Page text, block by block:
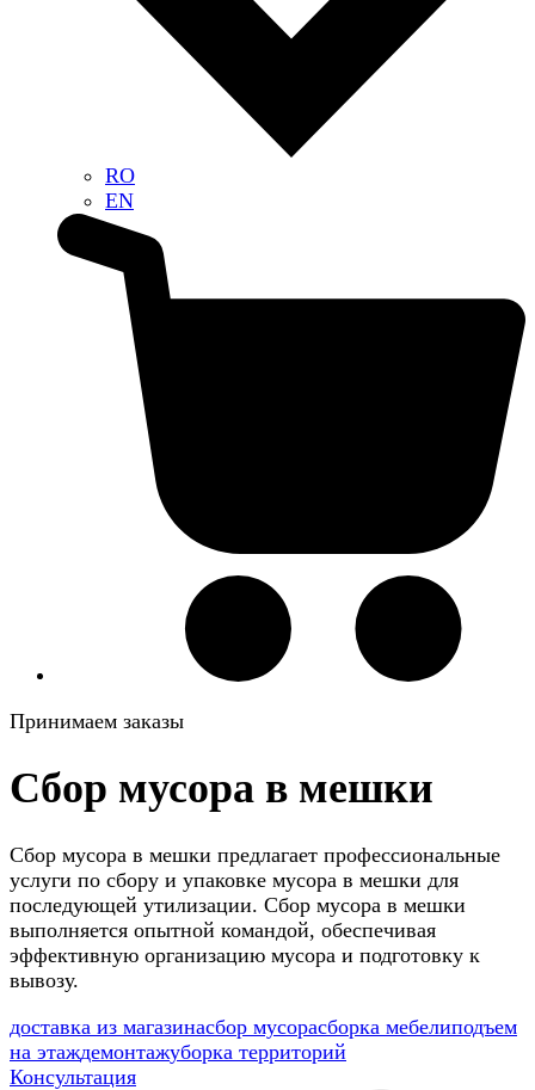
RO
EN
Принимаем заказы
Сбор мусора в мешки
Сбор мусора в мешки предлагает профессиональные
услуги по сбору и упаковке мусора в мешки для
последующей утилизации. Сбор мусора в мешки
выполняется опытной командой, обеспечивая
эффективную организацию мусора и подготовку к
вывозу.
доставка из магазинасбор мусорасборка мебелиподъем
на этаждемонтажуборка территорий
Консультация